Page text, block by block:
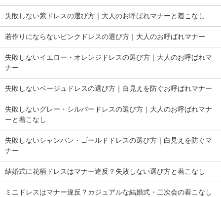
失敗しない紫ドレスの選び方｜大人のお呼ばれマナーと着こなし
若作りにならないピンクドレスの選び方｜大人のお呼ばれマナー
失敗しないイエロー・オレンジドレスの選び方｜大人のお呼ばれマ
ナー
失敗しないベージュドレスの選び方｜白見えを防ぐお呼ばれマナー
失敗しないグレー・シルバードレスの選び方｜大人のお呼ばれマナ
ーと着こなし
失敗しないシャンパン・ゴールドドレスの選び方｜白見えを防ぐマ
ナー
結婚式に花柄ドレスはマナー違反？失敗しない選び方と着こなし
ミニドレスはマナー違反？カジュアルな結婚式・二次会の着こなし